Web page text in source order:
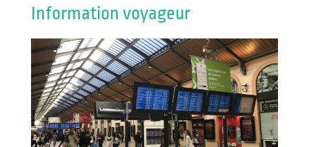
Information voyageur